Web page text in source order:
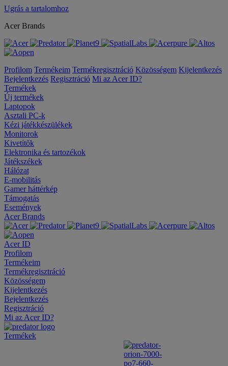
Ugrás a tartalomhoz
Acer Brands
Profilom Termékeim Termékregisztráció Közösségem Kijelentkezés
Bejelentkezés Regisztráció Mi az Acer ID?
Termékek
Új termékek
Laptopok
Asztali PC-k
Kézi játékkészülékek
Monitorok
Kivetítők
Elektronika és tartozékok
Játékszékek
Hálózat
E-mobilitás
Gamer háttérkép
Támogatás
Események
Acer Brands
Acer ID
Profilom
Termékeim
Termékregisztráció
Közösségem
Kijelentkezés
Bejelentkezés
Regisztráció
Mi az Acer ID?
Termékek